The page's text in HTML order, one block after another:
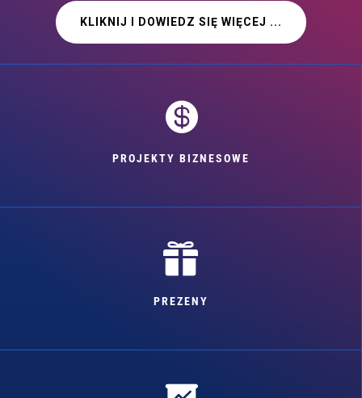
KLIKNIJ I DOWIEDZ SIĘ WIĘCEJ ...

PROJEKTY BIZNESOWE

PREZENY